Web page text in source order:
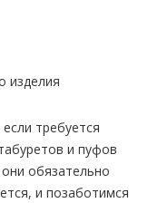
изделия
требуется
и пуфов
обязательно
и позаботимся